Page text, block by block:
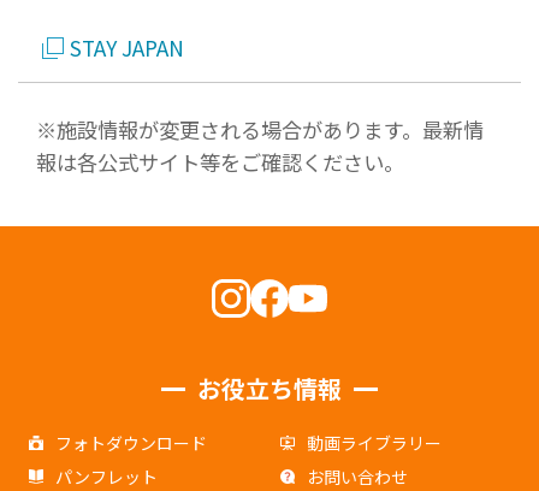
STAY JAPAN
※施設情報が変更される場合があります。最新情
報は各公式サイト等をご確認ください。
お役立ち情報
フォトダウンロード
動画ライブラリー
パンフレット
お問い合わせ